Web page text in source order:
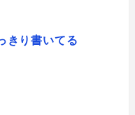
きり書いてる